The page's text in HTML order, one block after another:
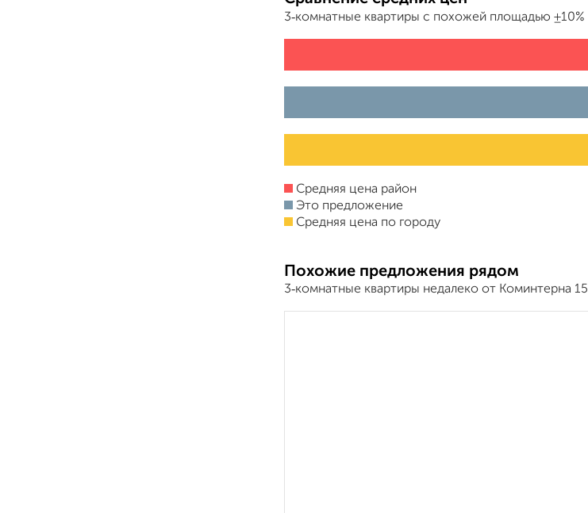
3‑комнатные квартиры с похожей площадью ±10%
Средняя цена район
Это предложение
Средняя цена по городу
Похожие предложения рядом
3‑комнатные квартиры недалеко от Коминтерна 15